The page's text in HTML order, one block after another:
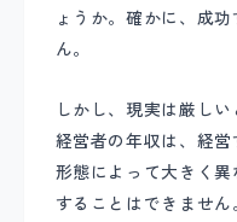
ょうか。確かに、成
ん。
しかし、現実は厳し
経営者の年収は、経
形態によって大きく
することはできません。